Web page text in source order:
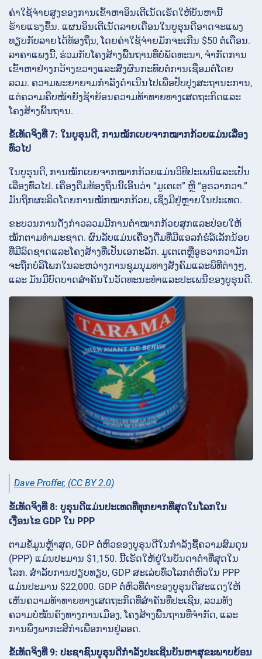
ຄ່າໃຊ້ຈ່າຍສູງຂອງການເຂົ້າຫາອິນເຕີເນັດເຮັດໃຫ້ບັນຫານີ້
ຮ້າຍແຮງຂຶ້ນ. ແຜນອິນເຕີເນັດລາຍເດືອນໃນບູຣຸນດີອາດຈະແພງ
ທຽບກັບລາຍໄດ້ທ້ອງຖິ່ນ, ໂດຍຄ່າໃຊ້ຈ່າຍມັກຈະເກີນ $50 ຕໍ່ເດືອນ.
ລາຄາແພງນີ້, ຮ່ວມກັບໂຄງສ້າງພື້ນຖານທີ່ບໍ່ພັດທະນາ, ຈຳກັດການ
ເຂົ້າຫາຢ່າງກວ້າງຂວາງແລະສົ່ງຜົນກະທົບຕໍ່ການເຊື່ອມຕໍ່ໂດຍ
ລວມ. ຄວາມພະຍາຍາມກຳລັງດຳເນີນໄປເພື່ອປັບປຸງສະຖານະການ,
ແຕ່ຄວາມຄືບໜ້າຍັງຊ້າຍ້ອນຄວາມທ້າທາຍທາງເສດຖະກິດແລະ
ໂຄງສ້າງພື້ນຖານ.
ຂໍ້ເທັດຈິງທີ່ 7: ໃນບູຣຸນດີ, ການໝັກເບຍຈາກໝາກກ້ວຍແມ່ນເລື່ອງ
ທົ່ວໄປ
ໃນບູຣຸນດີ, ການໝັກເບຍຈາກໝາກກ້ວຍແມ່ນວິທີປະເພນີແລະເປັນ
ເລື່ອງທົ່ວໄປ. ເຄື່ອງດື່ມທ້ອງຖິ່ນນີ້ເອີ້ນວ່າ “ມູເຕເຕ” ຫຼື “ອູຣວາກວາ.”
ມັນຖືກຜະລິດໂດຍການໝັກໝາກກ້ວຍ, ເຊິ່ງມີຢູ່ຫຼາຍໃນປະເທດ.
ຂະບວນການດັ່ງກ່າວລວມມີການຕຳໝາກກ້ວຍສຸກແລະປ່ອຍໃຫ້
ໝັກຕາມທຳມະຊາດ. ຜົນລັບແມ່ນເຄື່ອງດື່ມທີ່ມີແອລກໍຮໍລ໌ເລັກນ້ອຍ
ທີ່ມີລົດຊາດແລະໂຄງສ້າງທີ່ເປັນເອກະລັກ. ມູເຕເຕຫຼືອູຣວາກວາມັກ
ຈະຖືກບໍລິໂພກໃນລະຫວ່າງການຊຸມນຸມທາງສັງຄົມແລະພິທີຕ່າງໆ,
ແລະ ມັນມີບົດບາດສຳຄັນໃນວັດທະນະທຳແລະປະເພນີຂອງບູຣຸນດີ.
Dave Proffer, (CC BY 2.0)
ຂໍ້ເທັດຈິງທີ່ 8: ບູຣຸນດີແມ່ນປະເທດທີ່ທຸກຍາກທີ່ສຸດໃນໂລກໃນ
ເງື່ອນໄຂ GDP ໃນ PPP
ຕາມຂໍ້ມູນຫຼ້າສຸດ, GDP ຕໍ່ຫົວຂອງບູຣຸນດີໃນກຳລັງຊື້ຄວາມສົມດຸນ
(PPP) ແມ່ນປະມານ $1,150. ນີ້ເຮັດໃຫ້ຢູ່ໃນບັນດາຕ່ຳທີ່ສຸດໃນ
ໂລກ. ສຳລັບການປຽບທຽບ, GDP ສະເລ່ຍທົ່ວໂລກຕໍ່ຫົວໃນ PPP
ແມ່ນປະມານ $22,000. GDP ຕໍ່ຫົວທີ່ຕ່ຳຂອງບູຣຸນດີສະແດງໃຫ້
ເຫັນຄວາມທ້າທາຍທາງເສດຖະກິດທີ່ສຳຄັນທີ່ປະເຊີນ, ລວມທັງ
ຄວາມບໍ່ໝັ້ນຄົງທາງການເມືອງ, ໂຄງສ້າງພື້ນຖານທີ່ຈຳກັດ, ແລະ
ການພຶ່ງພາກະສິກຳເພື່ອການຢູ່ລອດ.
ຂໍ້ເທັດຈິງທີ່ 9: ປະຊາຊົນບູຣຸນດີກຳລັງປະເຊີນບັນຫາສຸຂະພາບຍ້ອນ